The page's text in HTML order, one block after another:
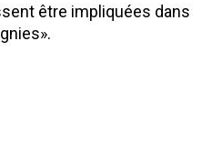
être impliquées dans